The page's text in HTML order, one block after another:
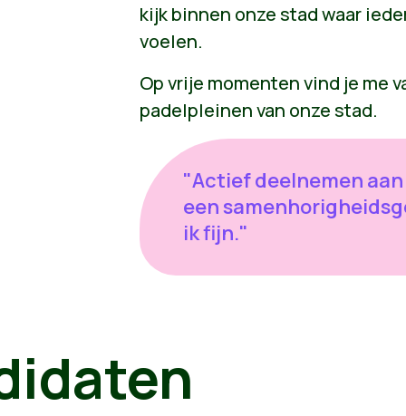
kijk binnen onze stad waar
voelen.
Op vrije momenten vind je me
padelpleinen van onze stad.
"Actief deelnemen
een
ik fijn."